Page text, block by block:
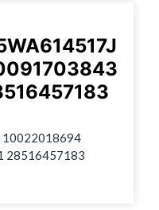
10022018694
28516457183